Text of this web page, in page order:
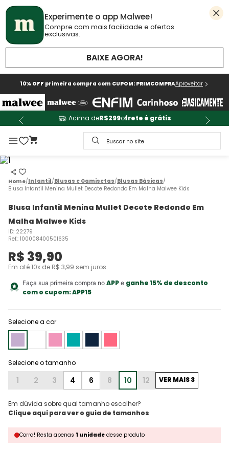
Experimente o app Malwee!
Compre com mais facilidade e ofertas
exclusivas.
BAIXE AGORA!
10% OFF primeira compra com CUPOM: PRIMCOMPRAAproveitar
Acima deR$299ofrete é grátis
Buscar no site
Infantil Blusas e Camisetas Blusas Básicas
Blusa Infantil Menina Mullet Decote Redondo Em Malha Malwee Kids
Blusa Infantil Menina Mullet Decote Redondo Em
Malha Malwee Kids
ID: 22279
Ref.: 100008400501635
R$ 39,90
Em até10x de R$ 3,99 sem juros
Faça sua primeira compra no APPe ganhe 15% de desconto
com o cupom:APP15
Selecione a cor
1 2 3 4 6 8 10 12 VER MAIS 3
Em dúvida sobre qual tamanho escolher?
Corra! Resta apenas 1 unidade desse produto